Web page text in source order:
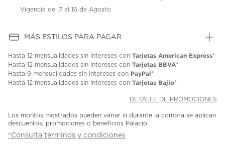
Vigencia del 7 al 16 de Agosto
MÁS ESTILOS PARA PAGAR
Hasta 12 mensualidades sin intereses con Tarjetas American Express*
Hasta 12 mensualidades sin intereses con Tarjetas BBVA*
Hasta 9 mensualidades sin intereses con PayPal*
Hasta 12 mensualidades sin intereses con Tarjetas Bajio*
DETALLE DE PROMOCIONES
Los montos mostrados pueden variar si durante la compra se aplican
descuentos, promociones o beneficios Palacio
*Consulta términos y condiciones